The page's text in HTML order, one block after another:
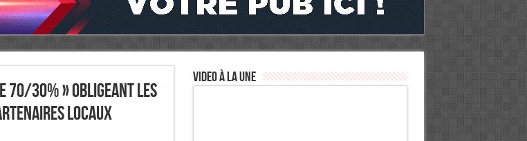
70/30% » obligeant les
locaux
Video à la Une